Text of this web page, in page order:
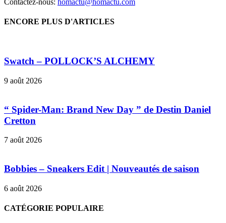
ENCORE PLUS D'ARTICLES
Swatch – POLLOCK’S ALCHEMY
9 août 2026
“ Spider-Man: Brand New Day ” de Destin Daniel
Cretton
7 août 2026
Bobbies – Sneakers Edit | Nouveautés de saison
6 août 2026
CATÉGORIE POPULAIRE